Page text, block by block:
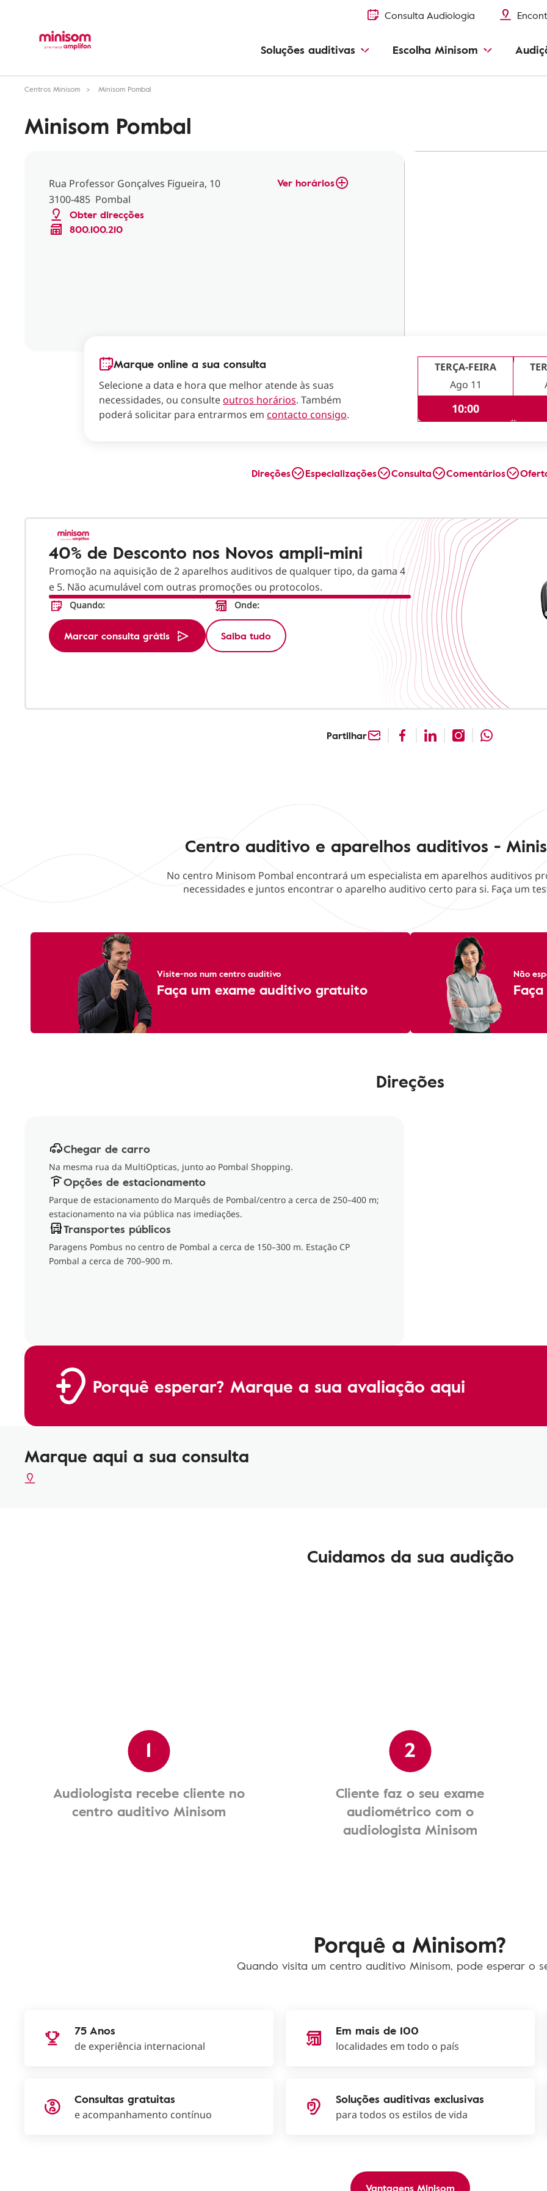
Consulta Audiologia
Soluções auditivas Escolha Minisom
Centros Minisom Minisom Pombal
Minisom Pombal
Rua Professor Gonçalves Figueira, 10
3100-485 Pombal
Obter direcções
800.100.210
Ver horários
Marque online a sua consulta
Selecione a data e hora que melhor atende às suas
necessidades, ou consulteoutros horários. Também
poderá solicitar para entrarmos em contacto consigo.
TERÇA-FEIRA
Ago 11
10:00
Direções Especializações Consulta Comentários
40% de Desconto nos Novos ampli-mini
Promoção na aquisição de 2 aparelhos auditivos de qualquer tipo, da gama 4
e 5. Não acumulável com outras promoções ou protocolos.
Quando: Onde:
Marcar consulta grátis Saiba tudo
Partilhar
Centro auditivo e aparelhos auditivos -
No centro Minisom Pombal encontrará um especialista em aparelhos auditivos
necessidades e juntos encontrar o aparelho auditivo certo para si. Faça um
Visite-nos num centro auditivo
Faça um exame auditivo gratuito
Não
Direções
Chegar de carro
Na mesma rua da MultiOpticas, junto ao Pombal Shopping.
Opções de estacionamento
Parque de estacionamento do Marquês de Pombal/centro a cerca de 250–400 m;
estacionamento na via pública nas imediações.
Transportes públicos
Paragens Pombus no centro de Pombal a cerca de 150–300 m. Estação CP
Pombal a cerca de 700–900 m.
Porquê esperar? Marque a sua avaliação aqui
Marque aqui a sua consulta
Cuidamos da sua audição
1
Audiologista recebe cliente no
centro auditivo Minisom
2
Cliente faz o seu exame
audiométrico com o
audiologista Minisom
Porquê a Minisom?
Quando visita um centro auditivo Minisom, pode esperar o
75 Anos
de experiência internacional
Em mais de 100
localidades em todo o país
Consultas gratuitas
e acompanhamento contínuo
Soluções auditivas exclusivas
para todos os estilos de vida
Vantagens Minisom